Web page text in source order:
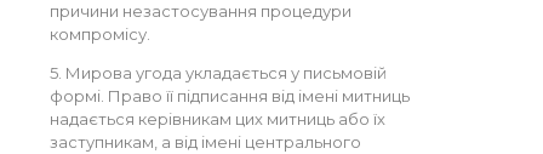
причини незастосування процедури
компромісу.
5. Мирова угода укладається у письмовій
формі. Право її підписання від імені митниць
надається керівникам цих митниць або їх
заступникам, а від імені центрального